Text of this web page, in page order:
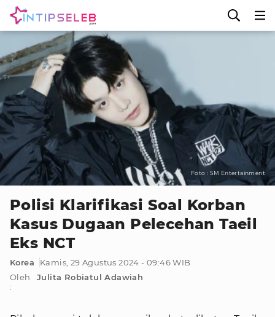
Foto : SM Entertainment
Polisi Klarifikasi Soal Korban
Kasus Dugaan Pelecehan Taeil
Eks NCT
Korea
Kamis, 29 Agustus 2024 - 09:46 WIB
Oleh
:
Julita Robiatul Adawiah